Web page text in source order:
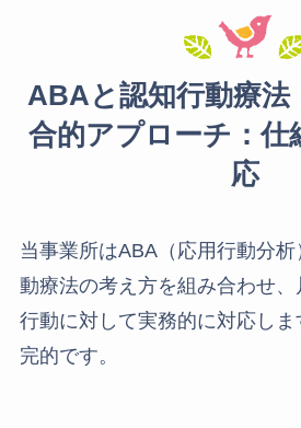
ABAと認知行動療法
合的アプローチ：仕
応
当事業所はABA（応用行動分
動療法の考え方を組み合わせ
行動に対して実務的に対応し
完的です。